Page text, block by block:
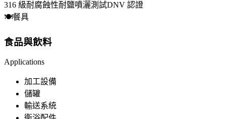
316 級耐腐蝕性耐鹽噴灑測試DNV 認證
🍽️餐具
食品與飲料
Applications
加工設備
儲罐
輸送系統